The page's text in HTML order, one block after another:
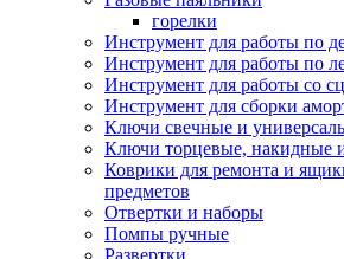
горелки
Инструмент для работы по
Инструмент для работы по
Инструмент для работы со
Инструмент для сборки
Ключи свечные и
Ключи торцевые, накидные
Коврики для ремонта и
предметов
Отвертки и наборы
Помпы ручные
Развертки